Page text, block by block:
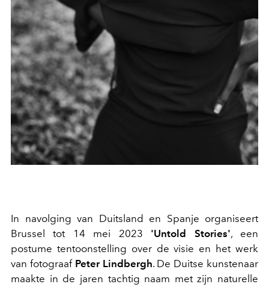
In navolging van Duitsland en Spanje organiseert
Brussel tot 14 mei 2023 'Untold Stories', een
postume tentoonstelling over de visie en het werk
van fotograaf Peter Lindbergh. De Duitse kunstenaar
maakte in de jaren tachtig naam met zijn naturelle